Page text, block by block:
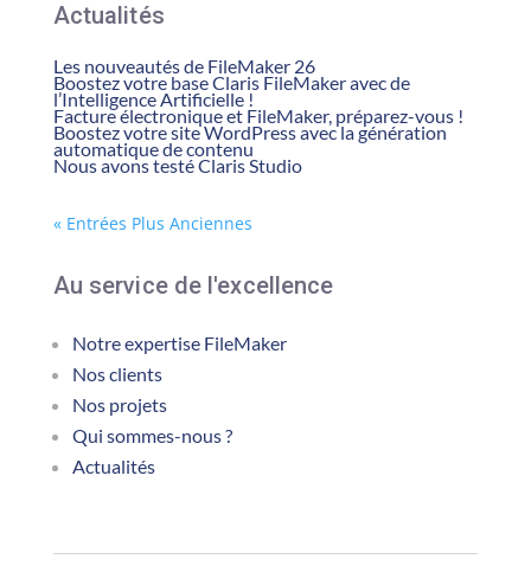
Actualités
Les nouveautés de FileMaker 26
Boostez votre base Claris FileMaker avec de
l’Intelligence Artificielle !
Facture électronique et FileMaker, préparez-vous !
Boostez votre site WordPress avec la génération
automatique de contenu
Nous avons testé Claris Studio
« Entrées Plus Anciennes
Au service de l'excellence
Notre expertise FileMaker
Nos clients
Nos projets
Qui sommes-nous ?
Actualités